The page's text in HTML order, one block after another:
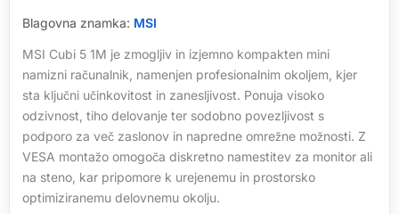
Blagovna znamka: MSI
MSI Cubi 5 1M je zmogljiv in izjemno kompakten mini
namizni računalnik, namenjen profesionalnim okoljem, kjer
sta ključni učinkovitost in zanesljivost. Ponuja visoko
odzivnost, tiho delovanje ter sodobno povezljivost s
podporo za več zaslonov in napredne omrežne možnosti. Z
VESA montažo omogoča diskretno namestitev za monitor ali
na steno, kar pripomore k urejenemu in prostorsko
optimiziranemu delovnemu okolju.